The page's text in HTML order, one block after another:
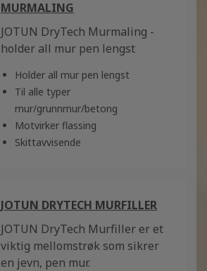
MURMALING
JOTUN DryTech Murmaling -
holder all mur pen lengst
Holder all mur pen lengst
Til alle typer
mur/grunnmur/betong
Motvirker flassing
Skittavvisende
JOTUN DRYTECH MURFILLER
JOTUN DryTech Murfiller er et
viktig mellomstrøk som sikrer
en jevn, pen mur.